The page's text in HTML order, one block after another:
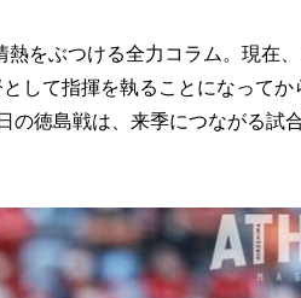
をぶつける全力コラム。現在
して指揮を執ることになって
徳島戦は、来季につながる試